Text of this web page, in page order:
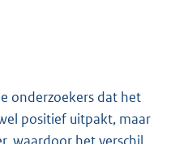
onderzoekers dat het
positief uitpakt, maar